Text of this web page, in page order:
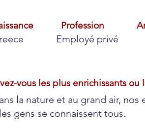
Profession
Employé privé
vous les plus enrichissants ou
la nature et au grand air, nos
gens se connaissent tous.